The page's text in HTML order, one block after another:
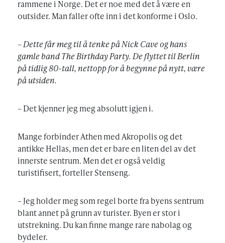
rammene i Norge. Det er noe med det å være en
outsider. Man faller ofte inn i det konforme i Oslo.
– Dette får meg til å tenke på Nick Cave og hans
gamle band The Birthday Party. De flyttet til Berlin
på tidlig 80-tall, nettopp for å begynne på nytt, være
på utsiden.
– Det kjenner jeg meg absolutt igjen i.
Mange forbinder Athen med Akropolis og det
antikke Hellas, men det er bare en liten del av det
innerste sentrum. Men det er også veldig
turistifisert, forteller Stenseng.
– Jeg holder meg som regel borte fra byens sentrum
blant annet på grunn av turister. Byen er stor i
utstrekning. Du kan finne mange rare nabolag og
bydeler.